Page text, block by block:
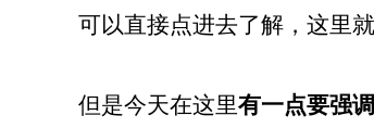
可以直接点进去了解，这里就
但是今天在这里有一点要强